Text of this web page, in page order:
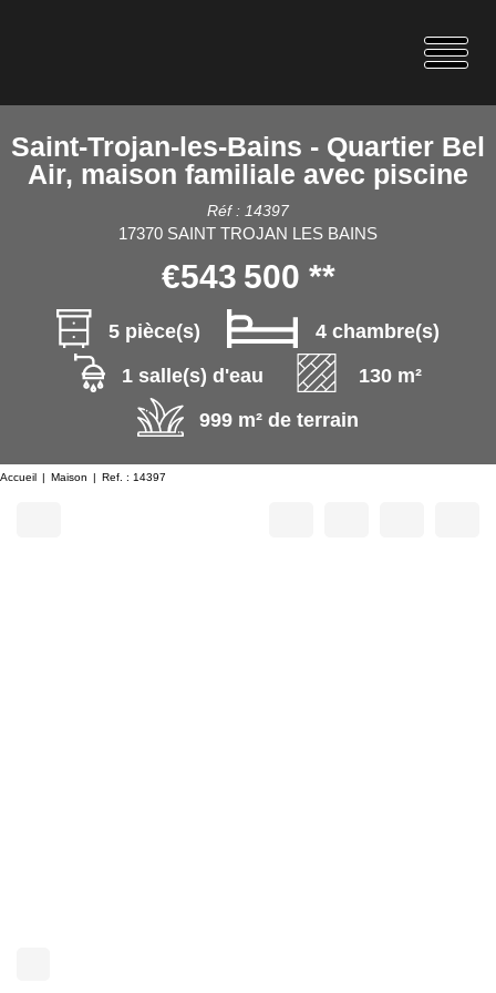
Saint-Trojan-les-Bains - Quartier Bel
Air, maison familiale avec piscine
Réf : 14397
17370 SAINT TROJAN LES BAINS
€543 500 **
5 pièce(s)
4 chambre(s)
1 salle(s) d'eau
130 m²
999 m² de terrain
Accueil Maison Ref. : 14397